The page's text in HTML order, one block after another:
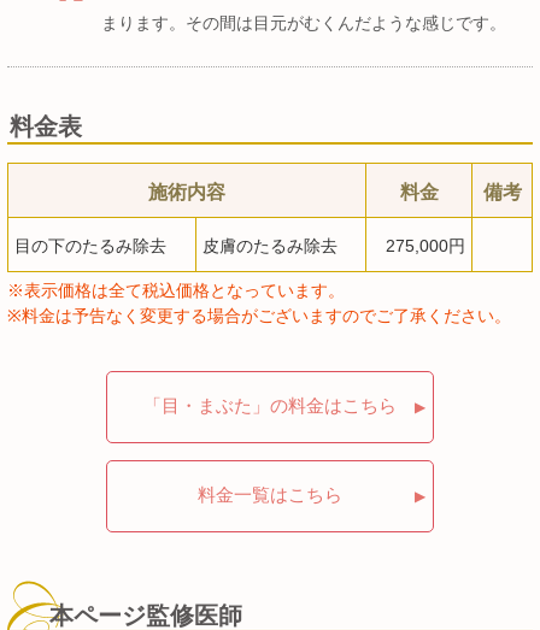
まります。その間は目元がむくんだような感じです。
料金表
施術内容 料金 備考
目の下のたるみ除去 皮膚のたるみ除去 275,000円
※表示価格は全て税込価格となっています。
※料金は予告なく変更する場合がございますのでご了承ください。
「目・まぶた」の料金はこちら
料金一覧はこちら
本ページ監修医師